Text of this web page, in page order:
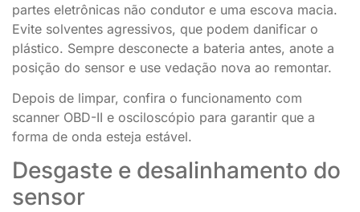
partes eletrônicas não condutor e uma escova macia.
Evite solventes agressivos, que podem danificar o
plástico. Sempre desconecte a bateria antes, anote a
posição do sensor e use vedação nova ao remontar.
Depois de limpar, confira o funcionamento com
scanner OBD-II e osciloscópio para garantir que a
forma de onda esteja estável.
Desgaste e desalinhamento do
sensor